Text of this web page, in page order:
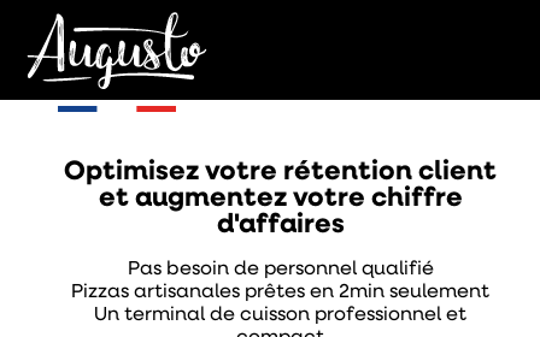
Optimisez votre rétention client
et augmentez votre chiffre
d'affaires
Pas besoin de personnel qualifié
Pizzas artisanales prêtes en 2min seulement
Un terminal de cuisson professionnel et